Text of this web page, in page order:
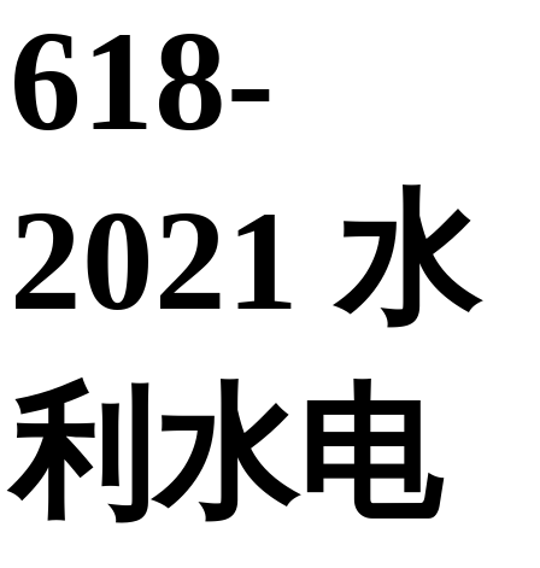
618-
2021 水
利水电